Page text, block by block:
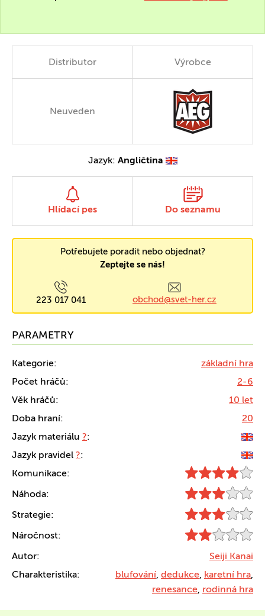
Distributor Výrobce
Neuveden
Jazyk: Angličtina
Hlídací pes Do seznamu
Potřebujete poradit nebo objednat?
Zeptejte se nás!
223 017 041 obchod@svet-her.cz
PARAMETRY
Kategorie:
základní hra
Počet hráčů:
2-6
Věk hráčů:
10 let
Doba hraní:
20
Jazyk materiálu ?:
Jazyk pravidel ?:
Komunikace:
Náhoda:
Strategie:
Náročnost:
Autor:
Seiji Kanai
Charakteristika:
blufování, dedukce, karetní hra,
renesance, rodinná hra